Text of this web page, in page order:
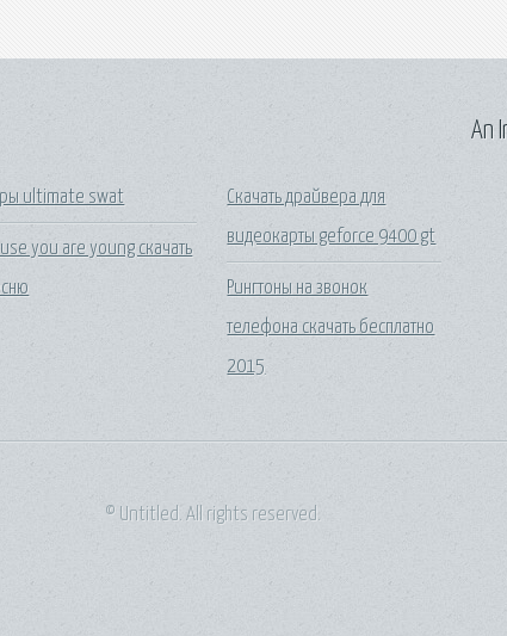
ultimate swat
you are young скачать
Скачать драйвера для
видеокарты geforce 9400 gt
Рингтоны на звонок
телефона скачать бесплатно
2015
An
© Untitled. All rights reserved.